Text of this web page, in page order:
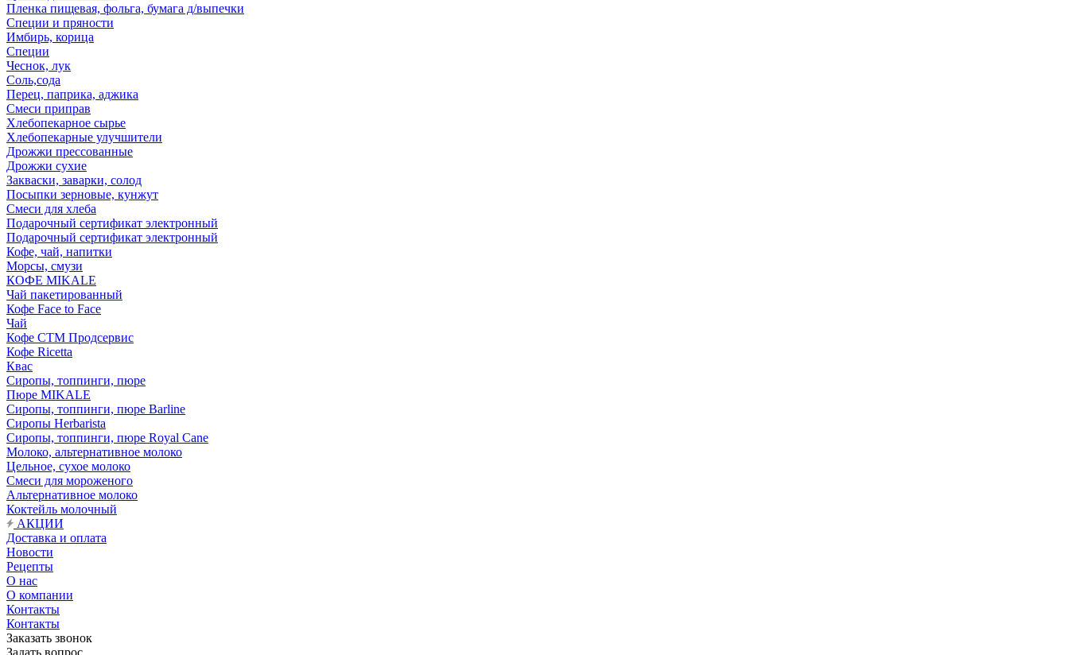
Пленка пищевая, фольга, бумага д/выпечки
Специи и пряности
Имбирь, корица
Специи
Чеснок, лук
Соль,сода
Перец, паприка, аджика
Смеси приправ
Хлебопекарное сырье
Хлебопекарные улучшители
Дрожжи прессованные
Дрожжи сухие
Закваски, заварки, солод
Посыпки зерновые, кунжут
Смеси для хлеба
Подарочный сертификат электронный
Подарочный сертификат электронный
Кофе, чай, напитки
Морсы, смузи
КОФЕ MIKALE
Чай пакетированный
Кофе Face to Face
Чай
Кофе СТМ Продсервис
Кофе Ricetta
Квас
Сиропы, топпинги, пюре
Пюре MIKALE
Сиропы, топпинги, пюре Barline
Сиропы Herbarista
Сиропы, топпинги, пюре Royal Cane
Молоко, альтернативное молоко
Цельное, сухое молоко
Смеси для мороженого
Альтернативное молоко
Коктейль молочный
АКЦИИ
Доставка и оплата
Новости
Рецепты
О нас
О компании
Контакты
Контакты
Заказать звонок
Задать вопрос